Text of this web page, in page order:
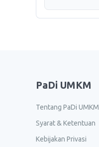
PaDi UMKM
Tentang PaDi UMKM
Syarat & Ketentuan
Kebijakan Privasi